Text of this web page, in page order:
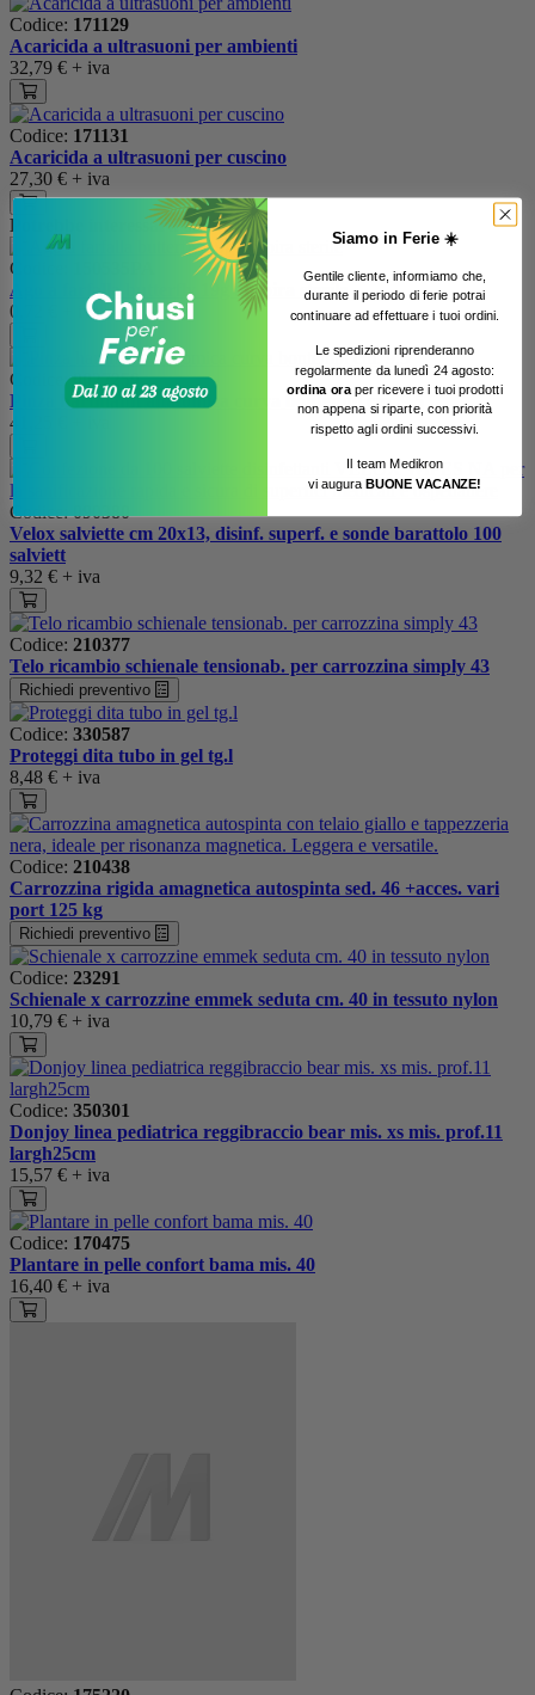
Codice: 171129
Acaricida a ultrasuoni per ambienti
32,79 € + iva
Codice: 171131
Acaricida a ultrasuoni per cuscino
27,30 € + iva
Potrebbe interessarti anche
Codice:
Ago a farfalla butterfly 19g hospira sterile
0,72 €
+ iva
Codice:0027259
Pinza hartmann anatomica curva bontempi cm. 9,5
41,25 €
Codice:090380
Velox salviette cm 20x13, disinf. superf. e sonde barattolo 100
salviett
9,32 € + iva
Codice: 210377
Telo ricambio schienale tensionab. per carrozzina simply 43
Richiedi preventivo
Codice: 330587
Proteggi dita tubo in gel tg.l
8,48 € + iva
Codice: 210438
Carrozzina rigida amagnetica autospinta sed. 46 +acces. vari
port 125 kg
Richiedi preventivo
Codice: 23291
Schienale x carrozzine emmek seduta cm. 40 in tessuto nylon
10,79 € + iva
Codice: 350301
Donjoy linea pediatrica reggibraccio bear mis. xs mis. prof.11
largh25cm
15,57 € + iva
Codice: 170475
Plantare in pelle confort bama mis. 40
16,40 € + iva
Siamo in Ferie ☀️
Gentile cliente, informiamo che,
durante il periodo di ferie potrai
continuare ad effettuare i tuoi ordini.
Le spedizioni riprenderanno
regolarmente da lunedì 24 agosto:
ordina ora per ricevere i tuoi prodotti
non appena si riparte, con priorità
rispetto agli ordini successivi.
Il team Medikron
vi auguraBUONE VACANZE!